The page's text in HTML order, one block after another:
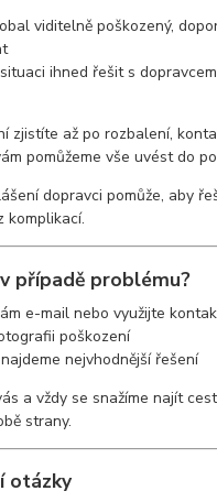
viditelně poškozený,
ihned řešit s
zjistíte až po rozbalení,
pomůžeme vše uvést do
dopravci pomůže, aby
komplikací.
případě problému?
e-mail nebo využijte
poškození
nejvhodnější řešení
a vždy se snažíme najít
strany.
otázky